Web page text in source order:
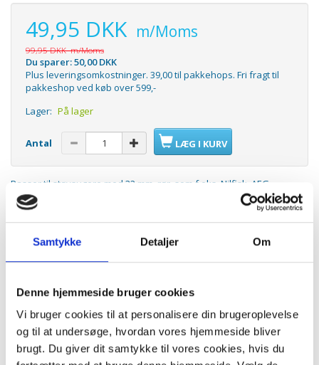
Samtykke Detaljer Om
Denne hjemmeside bruger cookies
Vi bruger cookies til at personalisere din brugeroplevelse
og til at undersøge, hvordan vores hjemmeside bliver
brugt. Du giver dit samtykke til vores cookies, hvis du
49,95 DKK m/Moms
99,95 DKKm/Moms
Du sparer:50,00 DKK
Plus leveringsomkostninger. 39,00 til pakkehops. Fri fragt til
pakkeshop ved køb over 599,-
Lager: På lager
Antal LÆG I KURV
Passer til støvsugere med 32 mm. rør, som f.eks. Nilfisk. AEG,
Electrolux, Philips, Volta etc.
ANDRE KØBTE OGSÅ